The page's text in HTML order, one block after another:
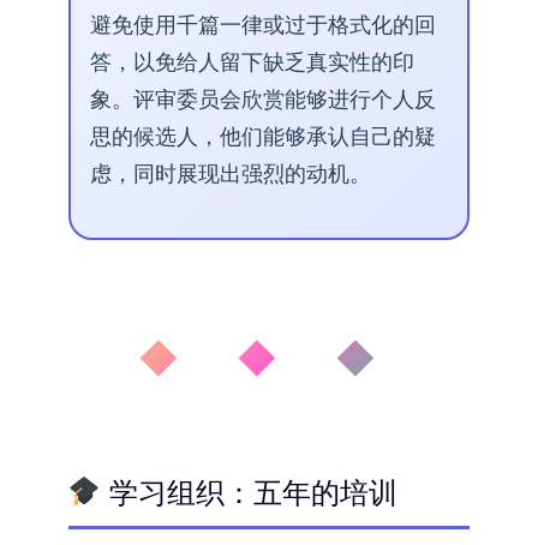
避免使用千篇一律或过于格式化的回
答，以免给人留下缺乏真实性的印
象。评审委员会欣赏能够进行个人反
思的候选人，他们能够承认自己的疑
虑，同时展现出强烈的动机。
◆ ◆ ◆
学习组织：五年的培训